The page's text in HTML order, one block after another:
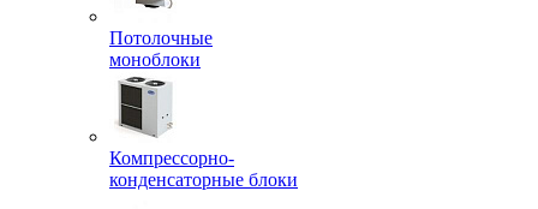
Потолочные
моноблоки
Компрессорно-
конденсаторные блоки